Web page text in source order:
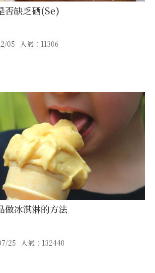
否缺乏硒(Se)
05 人氣：11306
做冰淇淋的方法
25 人氣：132440